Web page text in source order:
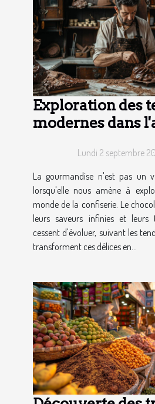
Exploration des
modernes dans
Lundi 2 septembre
La gourmandise n'est pas un
lorsqu'elle nous amène à
monde de la confiserie. Le
leurs saveurs infinies et leurs
cessent d'évoluer, suivant les
transforment ces délices en...